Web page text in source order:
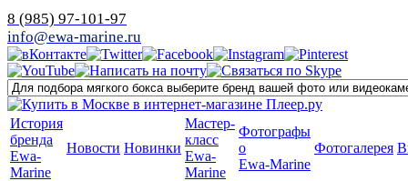
8 (985) 97-101-97
info@ewa-marine.ru
История
бренда
Ewa-
Marine
Новости Новинки
Мастер-
класс
Ewa-
Marine
Фотографы
о
Ewa-Marine
Фотогалерея